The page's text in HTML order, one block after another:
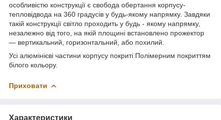
особливістю конструкції є свобода обертання корпусу-
тепловідвода на 360 градусів у будь-якому напрямку. Завдяки
такій конструкції світло проходить у будь - якому напрямку,
незалежно від того, на якій площині встановлено прожектор
— вертикальний, горизонтальний, або похилий.
Усі алюмінієві частини корпусу покриті Полімерним покриттям
білого кольору.
Приховати
Характеристики